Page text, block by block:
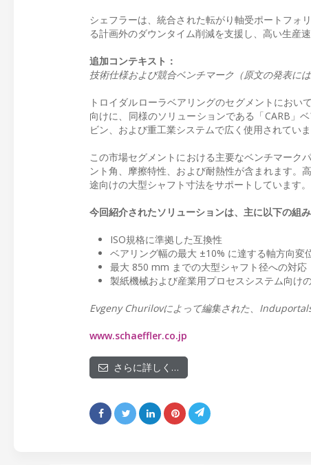
シェフラーは、統合された転がり軸受ポートフォ
る計画外のダウンタイム削減を支援し、高い生産
追加コンテキスト：
技術仕様および競合ベンチマーク（原文の発表には
トロイダルローラベアリングのセグメントにお
向けに、同様のソリューションである「CARB」
ビン、および重工業システムで広く使用されていま
この市場セグメントにおける主要なベンチマーク
ント角、摩擦特性、および耐熱性が含まれます。
途向けの大型シャフト寸法をサポートしています。
今回紹介されたソリューションは、主に以下の組
ISO規格に準拠した互換性
ベアリング幅の最大 ±10% に達する軸方向変
最大 850 mm までの大型シャフト径への対応
製紙機械および産業用プロセスシステム向け
Evgeny Churilovによって編集された、
www.schaeffler.co.jp
さらに詳しく…